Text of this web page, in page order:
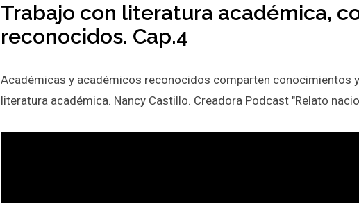
Trabajo con literatura académica,
reconocidos. Cap.4
Académicas y académicos reconocidos comparten conocimientos
literatura académica. Nancy Castillo. Creadora Podcast "Relato